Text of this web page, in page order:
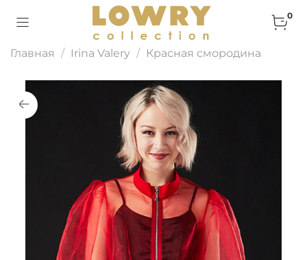
0
Главная Irina Valery Красная смородина